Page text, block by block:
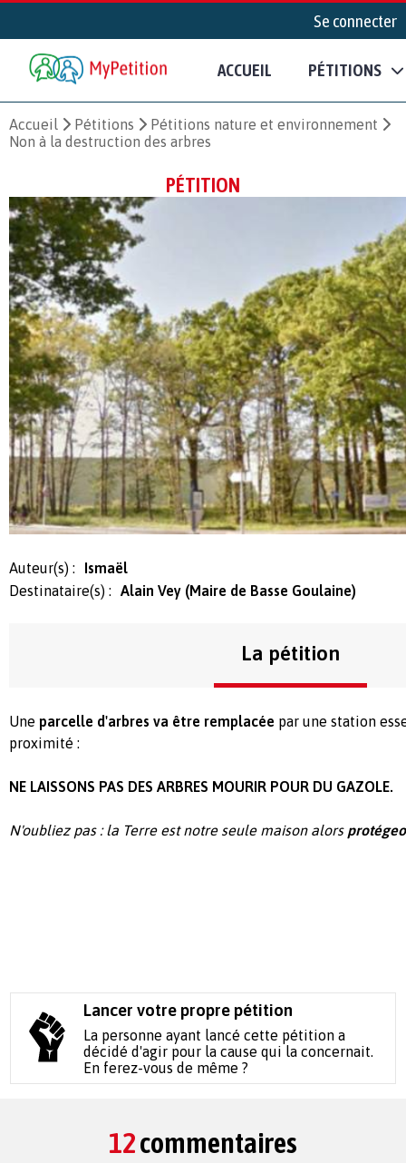
Se connecter
ACCUEIL PÉTITIONS
Accueil Pétitions
Pétitions nature et environnement
Non à la destruction des arbres
PÉTITION
Auteur(s) :
Ismaël
Destinataire(s) :
Alain Vey (Maire de Basse Goulaine)
La pétition
Une parcelle d'arbres va être remplacée par une station
proximité :
NE LAISSONS PAS DES ARBRES MOURIR POUR DU GAZOLE.
N'oubliez pas : la Terre est notre seule maison alors
Lancer votre propre pétition
La personne ayant lancé cette pétition a
décidé d'agir pour la cause qui la concernait.
En ferez-vous de même ?
12commentaires